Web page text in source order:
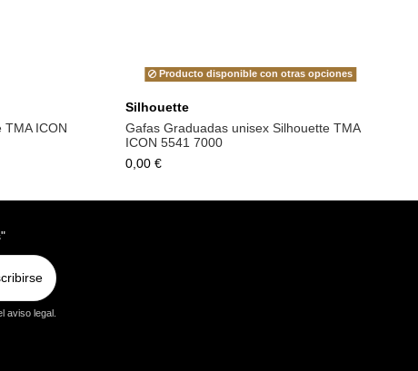
ICON
Producto disponible con otras opciones
Silhouette
Gafas Graduadas unisex Silhouette TMA
ICON 5541 7000
0,00 €
aviso legal.